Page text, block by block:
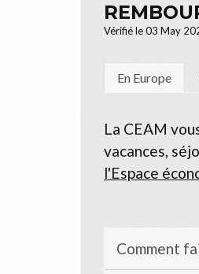
Vérifié le 03 May
En Europe
La CEAM
vacances,
l'Espace
Comment